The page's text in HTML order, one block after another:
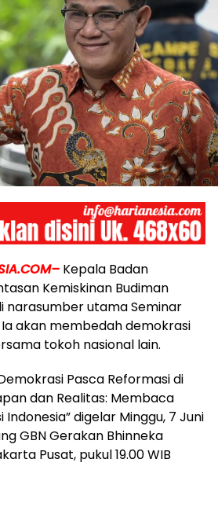
Kepala Badan
Kemiskinan Budiman
narasumber utama Seminar
akan membedah demokrasi
tokoh nasional lain.
Pasca Reformasi di
dan Realitas: Membaca
Indonesia” digelar Minggu, 7 Juni
GBN Gerakan Bhinneka
Pusat, pukul 19.00 WIB